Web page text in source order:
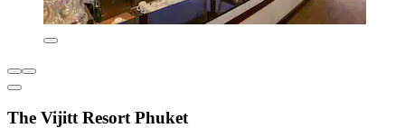
The Vijitt Resort Phuket